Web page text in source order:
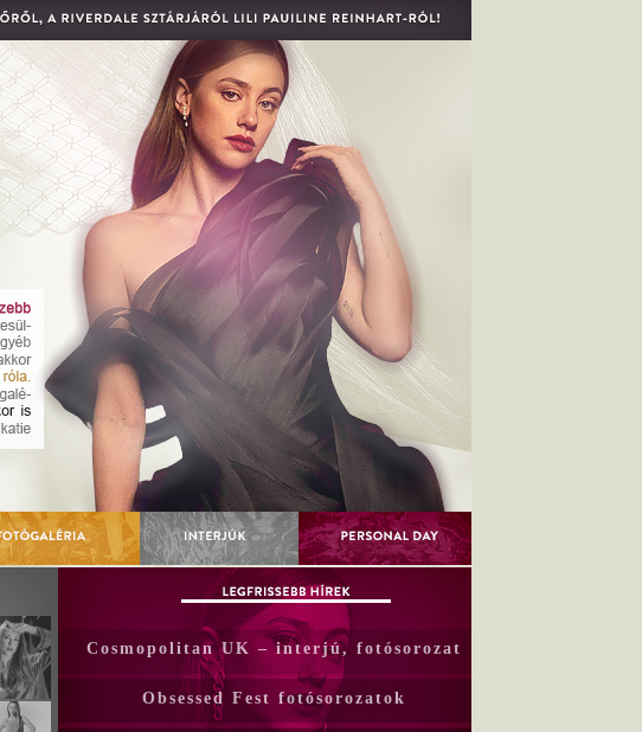
Cosmopolitan UK – interjú, fotósorozat
Obsessed Fest fotósorozatok